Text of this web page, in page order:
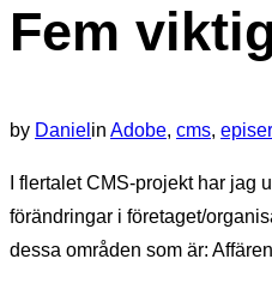
&
navigation
Fem
by Daniel in Adobe, cms,
I flertalet CMS-projekt har jag
förändringar i företaget/
dessa områden som är: